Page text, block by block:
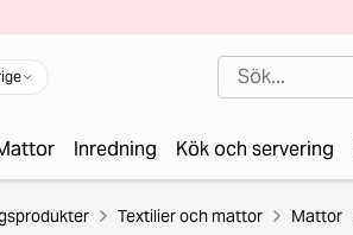
Inredning Kök och servering
Textilier och mattor Mattor